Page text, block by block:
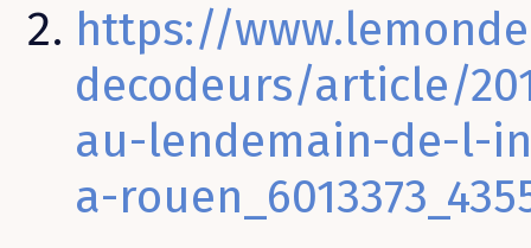
https://
decodeurs/article/
au-lendemain-de-l-
a-